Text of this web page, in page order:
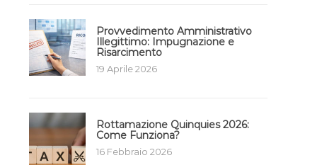
Provvedimento Amministrativo
Illegittimo: Impugnazione e
Risarcimento
19 Aprile 2026
Rottamazione Quinquies 2026:
Come Funziona?
16 Febbraio 2026